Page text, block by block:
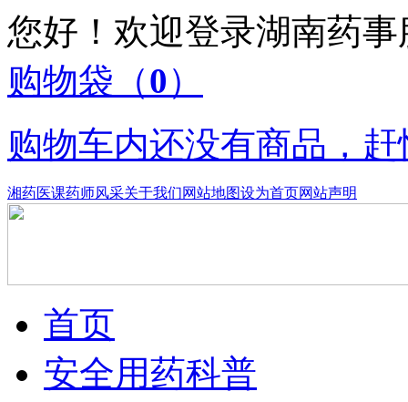
您好！欢迎登录湖南药
购物袋 （0）
购物车内还没有商品，
湘药医课药师风采关于我们网站地图设为首页网站声明
首页
安全用药科普